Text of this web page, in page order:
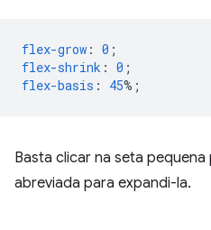
flex-grow : 0 ;
flex-shrink : 0 ;
flex-basis : 45%;
Basta clicar na seta
abreviada para expandi-la.